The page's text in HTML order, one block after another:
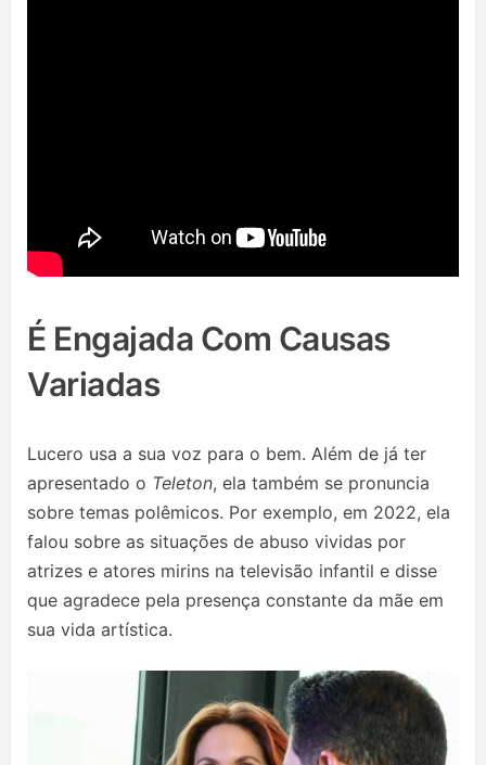
É Engajada Com Causas
Variadas
Lucero usa a sua voz para o bem. Além de já ter
apresentado o Teleton, ela também se pronuncia
sobre temas polêmicos. Por exemplo, em 2022, ela
falou sobre as situações de abuso vividas por
atrizes e atores mirins na televisão infantil e disse
que agradece pela presença constante da mãe em
sua vida artística.